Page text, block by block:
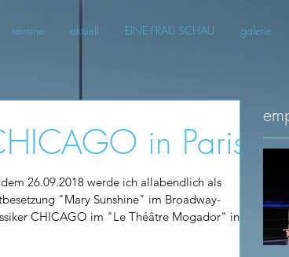
termine aktuell EINE FRAU SCHAU galerie
in Paris
26.09.2018 werde ich allabendlich als
"Mary Sunshine" im Broadway-
CHICAGO im "Le Théâtre Mogador" in